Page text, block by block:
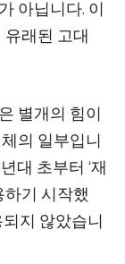
아닙니다. 이
래된 고대
별개의 힘이
의 일부입니
대 초부터 ‘재
하기 시작했
지 않았습니